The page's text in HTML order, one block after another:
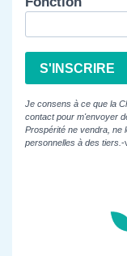
S'INSCRIRE
Je consens à ce que la
contact pour m'envoyer
Prospérité ne vendra, ne
personnelles à des tiers. -